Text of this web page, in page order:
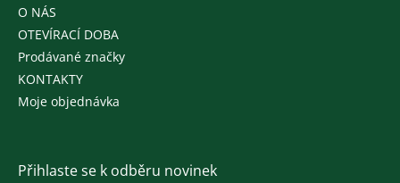
O NÁS
OTEVÍRACÍ DOBA
Prodávané značky
KONTAKTY
Moje objednávka
Přihlaste se k odběru novinek